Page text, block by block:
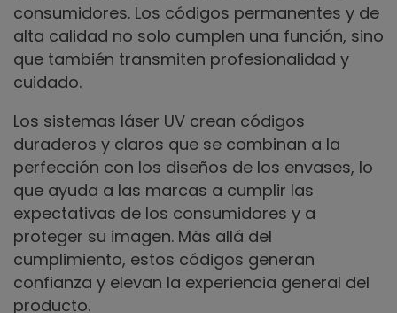
consumidores. Los códigos permanentes y de
alta calidad no solo cumplen una función, sino
que también transmiten profesionalidad y
cuidado.
Los sistemas láser UV crean códigos
duraderos y claros que se combinan a la
perfección con los diseños de los envases, lo
que ayuda a las marcas a cumplir las
expectativas de los consumidores y a
proteger su imagen. Más allá del
cumplimiento, estos códigos generan
confianza y elevan la experiencia general del
producto.